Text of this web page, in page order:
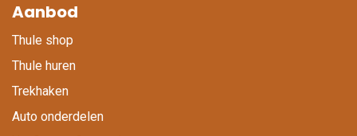
Aanbod
Thule shop
Thule huren
Trekhaken
Auto onderdelen